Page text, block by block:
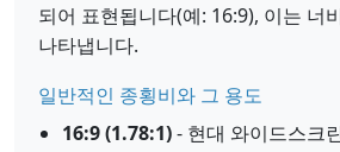
되어 표현됩니다(예: 16:9), 이는 너
나타냅니다.
일반적인 종횡비와 그 용도
16:9 (1.78:1)- 현대 와이드스크